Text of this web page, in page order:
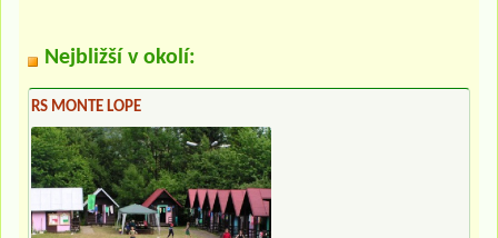
Nejbližší v okolí:
RS MONTE LOPE